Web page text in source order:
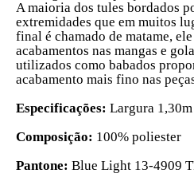
A maioria dos tules bordados
extremidades que em muitos
final é chamado de matame,
acabamentos nas mangas e
utilizados como babados
acabamento mais fino nas
Especificações: Largura 1,30m
Composição: 100% poliester
Pantone: Blue Light 13-4909